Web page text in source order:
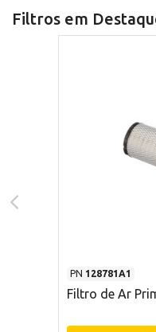
Filtros em
PN 128781A1
Filtro de Ar